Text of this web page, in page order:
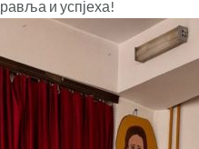
и успјеха!